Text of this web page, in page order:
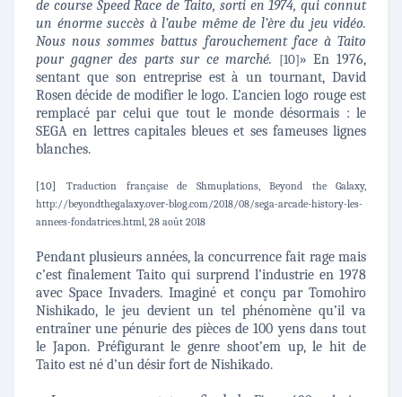
de course Speed Race de Taito, sorti en 1974, qui connut
un énorme succès à l’aube même de l’ère du jeu vidéo.
Nous nous sommes battus farouchement face à Taito
pour gagner des parts sur ce marché. [10]» En 1976,
sentant que son entreprise est à un tournant, David
Rosen décide de modifier le logo. L’ancien logo rouge est
remplacé par celui que tout le monde désormais : le
SEGA en lettres capitales bleues et ses fameuses lignes
blanches.
[10]
Traduction française de Shmuplations, Beyond the Galaxy,
http://beyondthegalaxy.over-blog.com/2018/08/sega-arcade-history-les-
annees-fondatrices.html, 28 août 2018
Pendant plusieurs années, la concurrence fait rage mais
c’est finalement Taito qui surprend l’industrie en 1978
avec Space Invaders. Imaginé et conçu par Tomohiro
Nishikado, le jeu devient un tel phénomène qu’il va
entraîner une pénurie des pièces de 100 yens dans tout
le Japon. Préfigurant le genre shoot’em up, le hit de
Taito est né d’un désir fort de Nishikado.